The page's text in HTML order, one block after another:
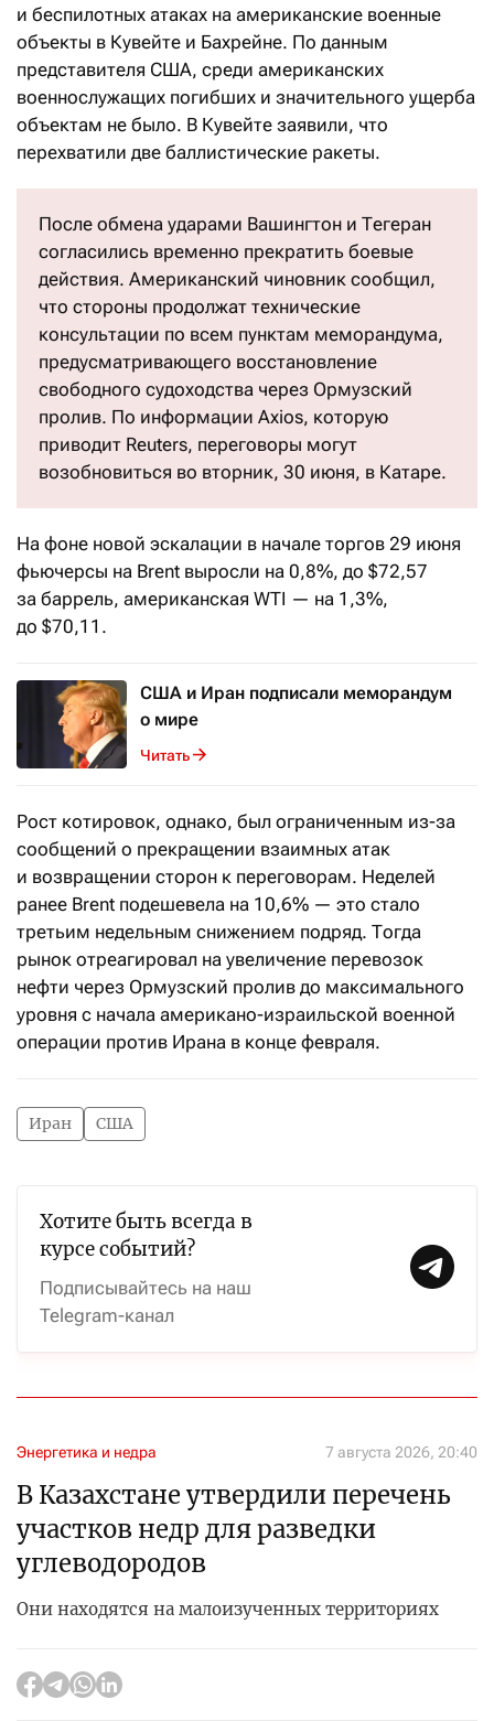
и беспилотных атаках на американские военные
объекты в Кувейте и Бахрейне. По данным
представителя США, среди американских
военнослужащих погибших и значительного ущерба
объектам не было. В Кувейте заявили, что
перехватили две баллистические ракеты.
После обмена ударами Вашингтон и Тегеран
согласились временно прекратить боевые
действия. Американский чиновник сообщил,
что стороны продолжат технические
консультации по всем пунктам меморандума,
предусматривающего восстановление
свободного судоходства через Ормузский
пролив. По информации Axios, которую
приводит Reuters, переговоры могут
возобновиться во вторник, 30 июня, в Катаре.
На фоне новой эскалации в начале торгов 29 июня
фьючерсы на Brent выросли на 0,8%, до $72,57
за баррель, американская WTI — на 1,3%,
до $70,11.
США и Иран подписали меморандум
о мире
Читать
Рост котировок, однако, был ограниченным из-за
сообщений о прекращении взаимных атак
и возвращении сторон к переговорам. Неделей
ранее Brent подешевела на 10,6% — это стало
третьим недельным снижением подряд. Тогда
рынок отреагировал на увеличение перевозок
нефти через Ормузский пролив до максимального
уровня с начала американо-израильской военной
операции против Ирана в конце февраля.
Иран США
Хотите быть всегда в
курсе событий?
Подписывайтесь на наш
Telegram-канал
Энергетика и недра 7 августа 2026, 20:40
В Казахстане утвердили перечень
участков недр для разведки
углеводородов
Они находятся на малоизученных территориях